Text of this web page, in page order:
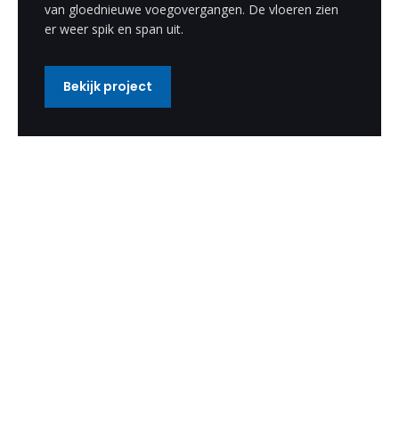
van gloednieuwe voegovergangen. De vloeren zien
er weer spik en span uit.
Bekijk project